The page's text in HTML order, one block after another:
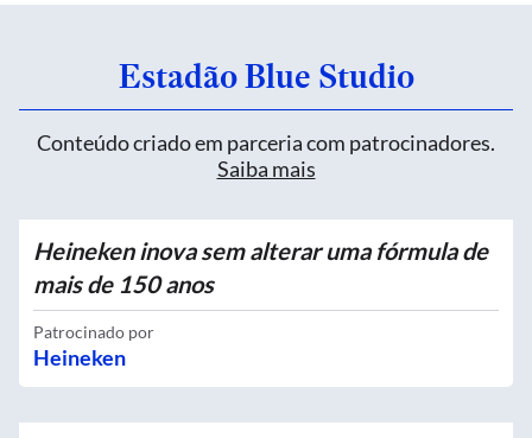
Estadão Blue Studio
Conteúdo criado em parceria com patrocinadores.
Saiba mais
Heineken inova sem alterar uma fórmula de
mais de 150 anos
Patrocinado por
Heineken